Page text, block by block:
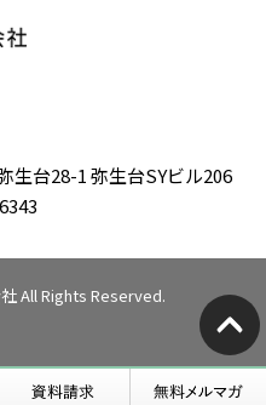
生台28-1 弥生台SYビル206
All Rights Reserved.